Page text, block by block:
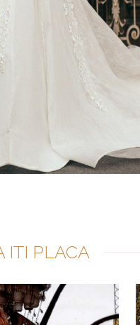
ITI PLACA